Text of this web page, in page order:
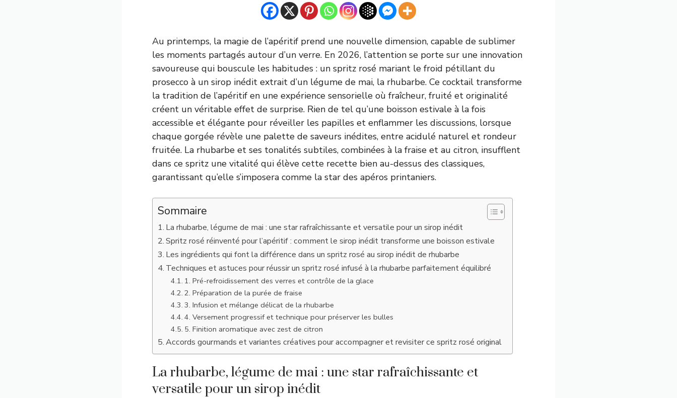
Au printemps, la magie de l’apéritif prend une nouvelle dimension, capable de sublimer
les moments partagés autour d’un verre. En 2026, l’attention se porte sur une innovation
savoureuse qui bouscule les habitudes : un spritz rosé mariant le froid pétillant du
prosecco à un sirop inédit extrait d’un légume de mai, la rhubarbe. Ce cocktail transforme
la tradition de l’apéritif en une expérience sensorielle où fraîcheur, fruité et originalité
créent un véritable effet de surprise. Rien de tel qu’une boisson estivale à la fois
accessible et élégante pour réveiller les papilles et enflammer les discussions, lorsque
chaque gorgée révèle une palette de saveurs inédites, entre acidulé naturel et rondeur
fruitée. La rhubarbe et ses tonalités subtiles, combinées à la fraise et au citron, insufflent
dans ce spritz une vitalité qui élève cette recette bien au-dessus des classiques,
garantissant qu’elle s’imposera comme la star des apéros printaniers.
Sommaire
La rhubarbe, légume de mai : une star rafraîchissante et versatile pour un sirop inédit
Spritz rosé réinventé pour l’apéritif : comment le sirop inédit transforme une boisson estivale
Les ingrédients qui font la différence dans un spritz rosé au sirop inédit de rhubarbe
Techniques et astuces pour réussir un spritz rosé infusé à la rhubarbe parfaitement équilibré
1. Pré-refroidissement des verres et contrôle de la glace
2. Préparation de la purée de fraise
3. Infusion et mélange délicat de la rhubarbe
4. Versement progressif et technique pour préserver les bulles
5. Finition aromatique avec zest de citron
Accords gourmands et variantes créatives pour accompagner et revisiter ce spritz rosé original
La rhubarbe, légume de mai : une star rafraîchissante et
versatile pour un sirop inédit